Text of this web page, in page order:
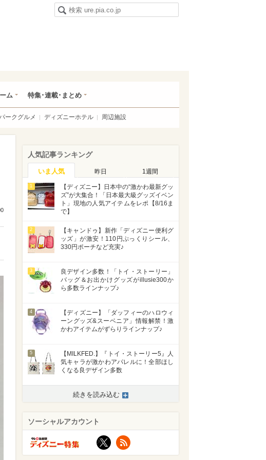
ム 特集･連載･まとめ
ークグルメ ディズニーホテル 周辺施設
人気記事ランキング
いま人気 昨日 1週間
1
【ディズニー】日本中の“激かわ最新グッ
ズ”が大集合！「日本最大級グッズイベン
ト」現地の人気アイテムをレポ【8/16ま
で】
2
【キャンドゥ】新作「ディズニー便利グ
ッズ」が激安！110円ぷっくりシール、
330円ポーチなど充実♪
3
良デザイン多数！「トイ・ストーリー」
バッグ＆お出かけグッズがillusie300か
ら多数ラインナップ♪
4
【ディズニー】「ダッフィーのハロウィ
ーングッズ&スーベニア」情報解禁！激
かわアイテムがずらりラインナップ♪
5
【MILKFED.】『トイ・ストーリー5』人
気キャラが激かわアパレルに！全部ほし
くなる良デザイン多数
続きを読み込む
ソーシャルアカウント
X